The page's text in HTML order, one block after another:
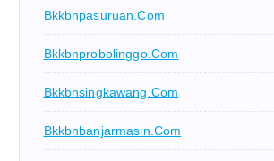
Bkkbnpasuruan.com
Bkkbnprobolinggo.com
Bkkbnsingkawang.com
Bkkbnbanjarmasin.com